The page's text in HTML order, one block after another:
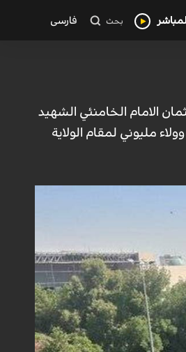
بحث فارسی
الامام الخامنئي الشهيد
مليوني لمقام الولاية